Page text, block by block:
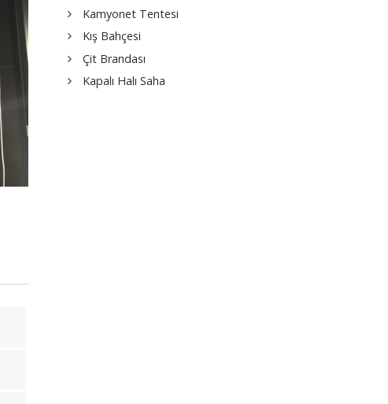
Kamyonet Tentesi
Kış Bahçesi
Çit Brandası
Kapalı Halı Saha